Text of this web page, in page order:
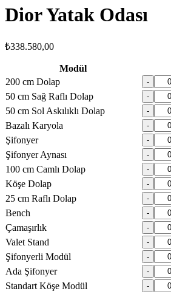
Dior Yatak Odası
₺338.580,00
Modül
200 cm Dolap
-
50 cm Sağ Raflı Dolap
-
50 cm Sol Askılıklı Dolap
-
Bazalı Karyola
-
Şifonyer
-
Şifonyer Aynası
-
100 cm Camlı Dolap
-
Köşe Dolap
-
25 cm Raflı Dolap
-
Bench
-
Çamaşırlık
-
Valet Stand
-
Şifonyerli Modül
-
Ada Şifonyer
-
Standart Köşe Modül
-